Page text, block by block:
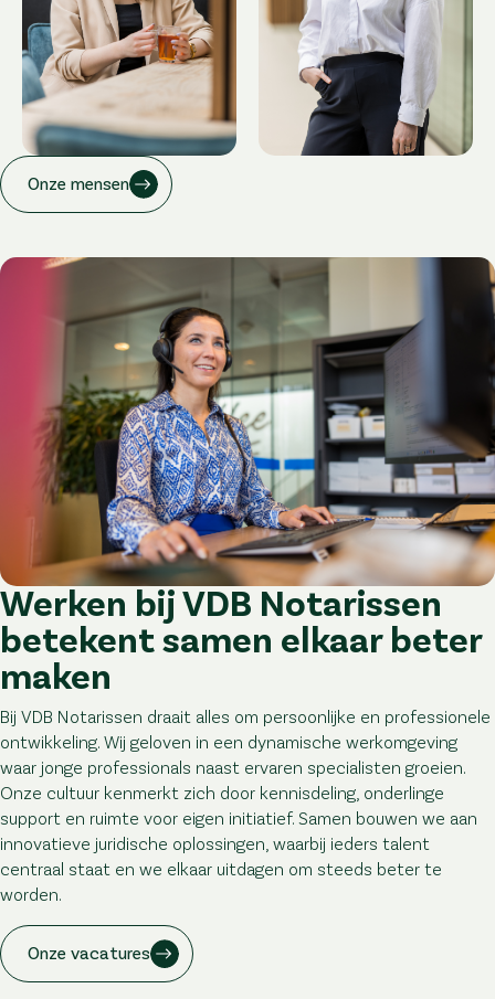
Onze mensen
Werken bij VDB Notarissen
betekent samen elkaar beter
maken
Bij VDB Notarissen draait alles om persoonlijke en professionele
ontwikkeling. Wij geloven in een dynamische werkomgeving
waar jonge professionals naast ervaren specialisten groeien.
Onze cultuur kenmerkt zich door kennisdeling, onderlinge
support en ruimte voor eigen initiatief. Samen bouwen we aan
innovatieve juridische oplossingen, waarbij ieders talent
centraal staat en we elkaar uitdagen om steeds beter te
worden.
Onze vacatures